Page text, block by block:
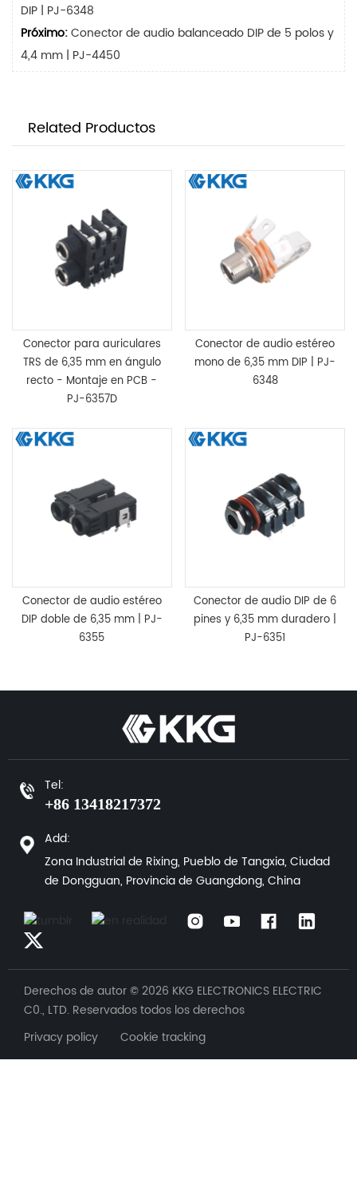
DIP | PJ-6348
Próximo:Conector de audio balanceado DIP de 5 polos y
4,4 mm | PJ-4450
Related Productos
Conector para auriculares
TRS de 6,35 mm en ángulo
recto - Montaje en PCB -
PJ-6357D
Conector de audio estéreo
mono de 6,35 mm DIP | PJ-
6348
Conector de audio estéreo
DIP doble de 6,35 mm | PJ-
6355
Conector de audio DIP de 6
pines y 6,35 mm duradero |
PJ-6351
Tel:
+86 13418217372
Add:
Zona Industrial de Rixing, Pueblo de Tangxia, Ciudad
de Dongguan, Provincia de Guangdong, China
Derechos de autor © 2026 KKG ELECTRONICS ELECTRIC
C0., LTD. Reservados todos los derechos
Privacy policy Cookie tracking